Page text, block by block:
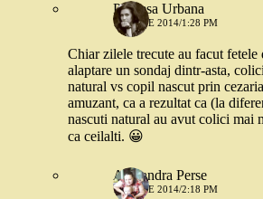
Printesa Urbana
17 IUNIE 2014/1:28 PM
Chiar zilele trecute au facut
alaptare un sondaj dintr-asta,
natural vs copil nascut prin
amuzant, ca a rezultat ca (la
nascuti natural au avut colici mai
ca ceilalti. 😀
Alexandra Perse
17 IUNIE 2014/2:18 PM